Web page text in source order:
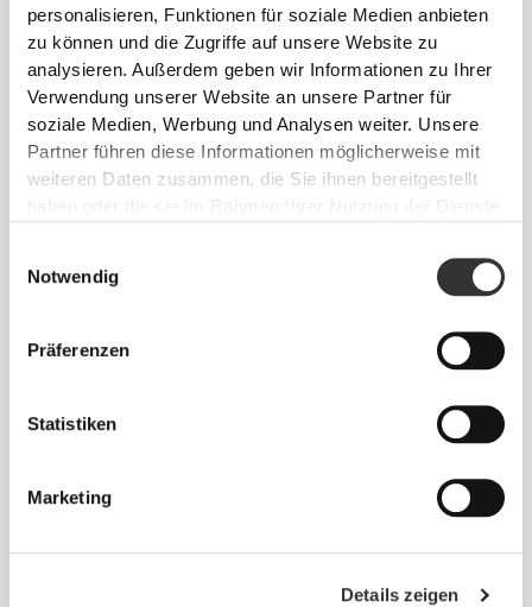
personalisieren, Funktionen für soziale Medien anbieten
zu können und die Zugriffe auf unsere Website zu
analysieren. Außerdem geben wir Informationen zu Ihrer
Verwendung unserer Website an unsere Partner für
soziale Medien, Werbung und Analysen weiter. Unsere
Partner führen diese Informationen möglicherweise mit
weiteren Daten zusammen, die Sie ihnen bereitgestellt
Notwendig
Präferenzen
Statistiken
Marketing
Details zeigen
Info und Pflegehinweise
Gesamtbewertungen
Aus unserer Community
Alles
ansehen